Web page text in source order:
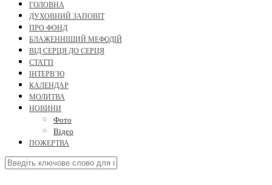
ГОЛОВНА
ДУХОВНИЙ ЗАПОВІТ
ПРО ФОНД
БЛАЖЕННІШИЙ МЕФОДІЙ
ВІД СЕРЦЯ ДО СЕРЦЯ
СТАТТІ
ІНТЕРВ’Ю
КАЛЕНДАР
МОЛИТВА
НОВИНИ
Фото
Відео
ПОЖЕРТВА